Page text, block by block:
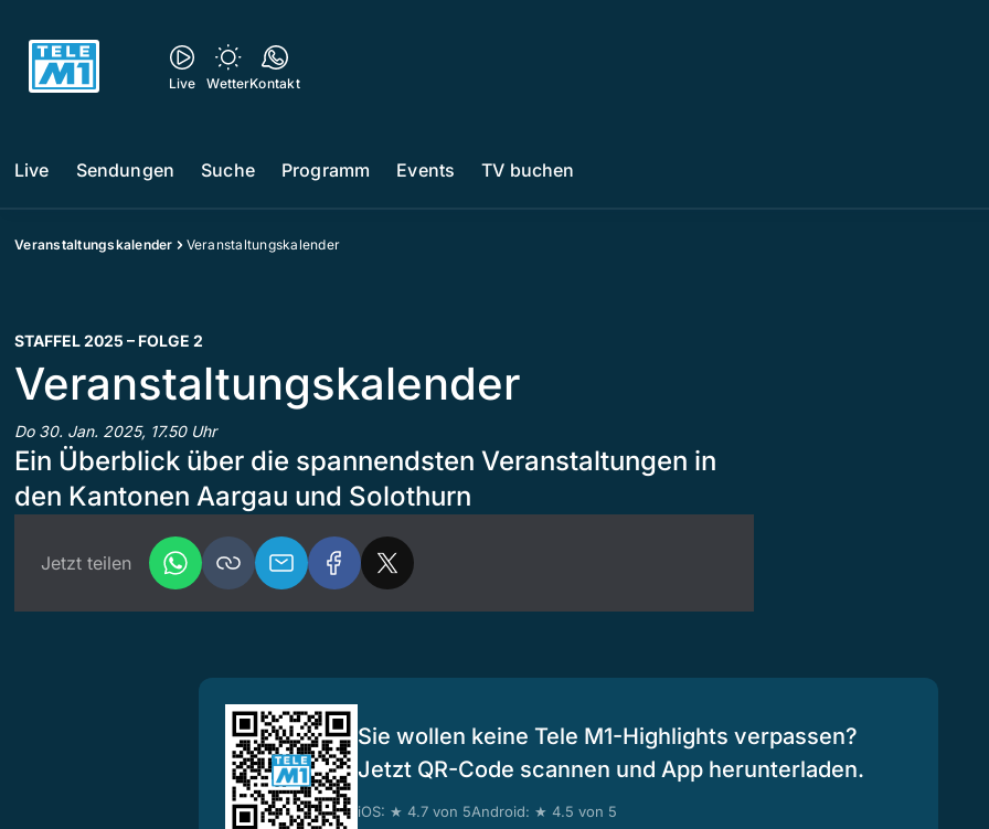
Live WetterKontakt
Live Sendungen Suche Programm Events TV buchen
Veranstaltungskalender Veranstaltungskalender
STAFFEL 2025 – FOLGE 2
Veranstaltungskalender
Do 30. Jan. 2025, 17.50 Uhr
Ein Überblick über die spannendsten Veranstaltungen in
den Kantonen Aargau und Solothurn
Jetzt teilen
Sie wollen keine Tele M1-Highlights verpassen?
Jetzt QR-Code scannen und App herunterladen.
iOS: ★ 4.7 von 5Android: ★ 4.5 von 5